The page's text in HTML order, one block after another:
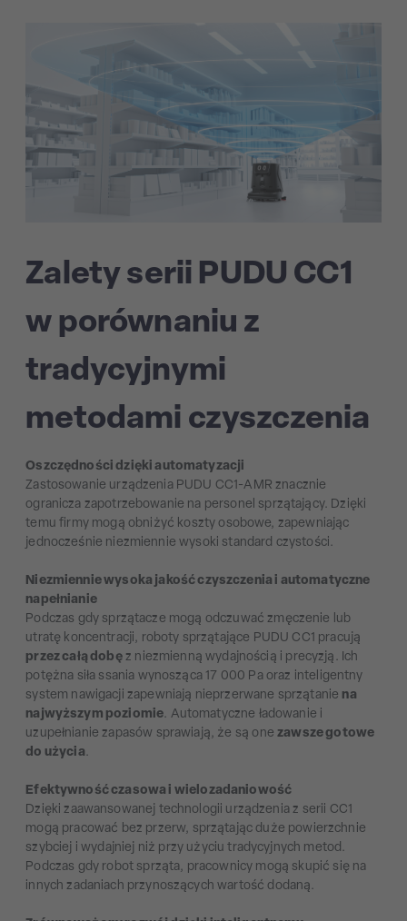
Zalety serii PUDU CC1
w porównaniu z
tradycyjnymi
metodami czyszczenia
Oszczędności dzięki automatyzacji
Zastosowanie urządzenia PUDU CC1-AMR znacznie
ogranicza zapotrzebowanie na personel sprzątający. Dzięki
temu firmy mogą obniżyć koszty osobowe, zapewniając
jednocześnie niezmiennie wysoki standard czystości.
Niezmiennie wysoka jakość czyszczenia i automatyczne
napełnianie
Podczas gdy sprzątacze mogą odczuwać zmęczenie lub
utratę koncentracji, roboty sprzątające PUDU CC1 pracują
przez całą dobęz niezmienną wydajnością i precyzją. Ich
potężna siła ssania wynosząca 17 000 Pa oraz inteligentny
system nawigacji zapewniają nieprzerwane sprzątanie na
najwyższym poziomie. Automatyczne ładowanie i
uzupełnianie zapasów sprawiają, że są onezawsze gotowe
do użycia.
Efektywność czasowa i wielozadaniowość
Dzięki zaawansowanej technologii urządzenia z serii CC1
mogą pracować bez przerw, sprzątając duże powierzchnie
szybciej i wydajniej niż przy użyciu tradycyjnych metod.
Podczas gdy robot sprząta, pracownicy mogą skupić się na
innych zadaniach przynoszących wartość dodaną.